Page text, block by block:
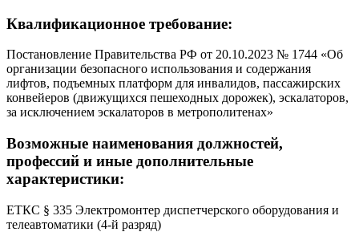
Квалификационное требование:
Постановление Правительства РФ от 20.10.2023 № 1744 «Об
организации безопасного использования и содержания
лифтов, подъемных платформ для инвалидов, пассажирских
конвейеров (движущихся пешеходных дорожек), эскалаторов,
за исключением эскалаторов в метрополитенах»
Возможные наименования должностей,
профессий и иные дополнительные
характеристики:
ЕТКС § 335 Электромонтер диспетчерского оборудования и
телеавтоматики (4-й разряд)